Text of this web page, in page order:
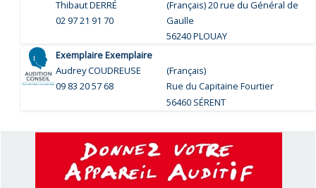
Thibaut DERRÉ
02 97 21 91 70
(Français) 20 rue du Général de
Gaulle
56240 PLOUAY
Exemplaire Exemplaire
Audrey COUDREUSE
09 83 20 57 68
(Français)
Rue du Capitaine Fourtier
56460 SÉRENT